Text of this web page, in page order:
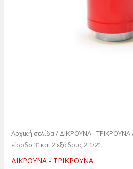
Αρχική σελίδα/ ΔΙΚΡΟΥΝΑ - ΤΡΙΚΡΟΥΝΑ
είσοδο 3’’ και 2 εξόδους 2 1/2’’
ΔΙΚΡΟΥΝΑ - ΤΡΙΚΡΟΥΝΑ